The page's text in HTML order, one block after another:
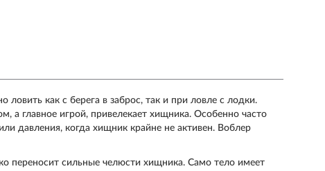
как с берега в заброс, так и при ловле с лодки.
а главное игрой, привелекает хищника. Особенно часто
давления, когда хищник крайне не активен. Воблер
переносит сильные челюсти хищника. Само тело имеет